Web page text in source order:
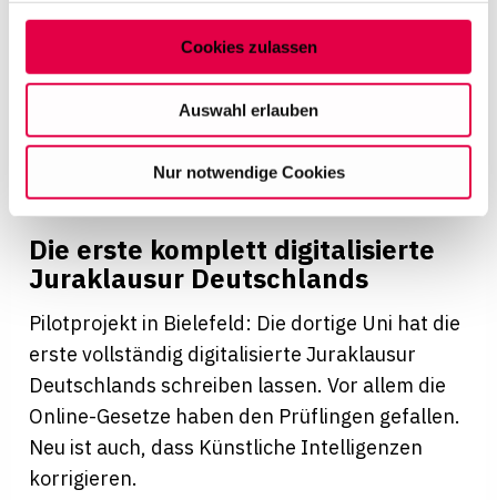
Abschnitt Einzelheitenfest.
Auf dieser Website setzen wir Cookies ein, um unsere
wirtschaftlich zu betreiben. Mit Bestätigung Ihrer Auswahl
willigen Sie in die Verwendung der gewählten Cookies
ein. Diese Auswahl können Sie jederzeit ändern oder
Ihre Einwilligung widerrufen, indem Sie am Ende der
Informationen finden Sie in unseren
Datenschutzhinweisen
Cookies zulassen
Auswahl erlauben
Nur notwendige Cookies
Mit Online-Gesetzen und KI-Korrektur
Die erste kom­p­lett digi­ta­li­sierte
Jura­klausur Deut­sch­lands
Pilotprojekt in Bielefeld: Die dortige Uni hat die
erste vollständig digitalisierte Juraklausur
Deutschlands schreiben lassen. Vor allem die
Online-Gesetze haben den Prüflingen gefallen.
Neu ist auch, dass Künstliche Intelligenzen
korrigieren.